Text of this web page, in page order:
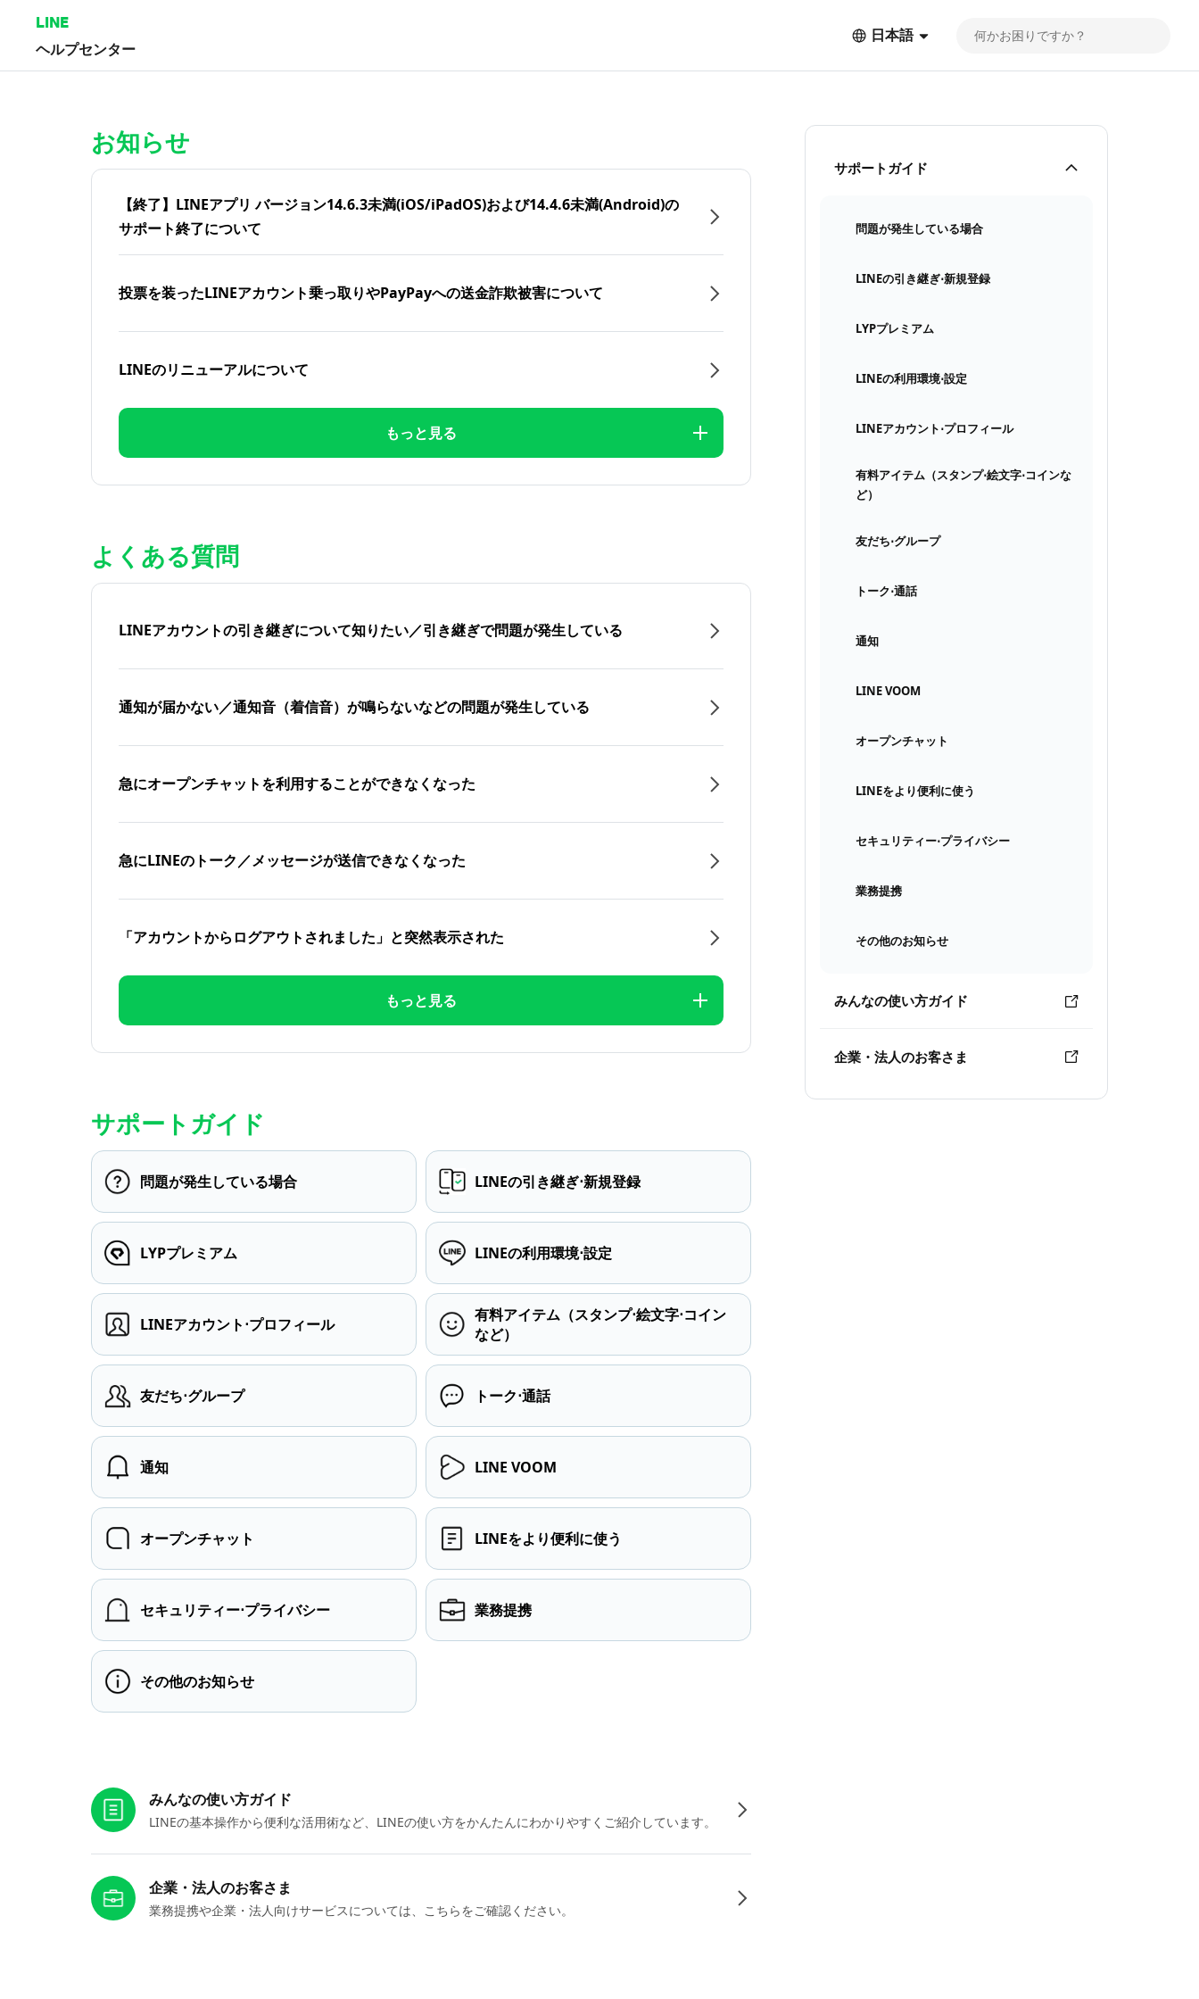
LINE
ヘルプセンター
日本語
サポートガイド
問題が発生している場合
LINEの引き継ぎ⋅新規登録
LYPプレミアム
LINEの利用環境⋅設定
LINEアカウント⋅プロフィール
有料アイテム（スタンプ⋅絵文字⋅コインな
ど）
友だち⋅グループ
トーク⋅通話
通知
LINE VOOM
オープンチャット
LINEをより便利に使う
セキュリティー⋅プライバシー
業務提携
その他のお知らせ
みんなの使い方ガイド
企業・法人のお客さま
お知らせ
【終了】LINEアプリ バージョン14.6.3未満(iOS/iPadOS)および14.4.6未満(Android)の
サポート終了について
投票を装ったLINEアカウント乗っ取りやPayPayへの送金詐欺被害について
LINEのリニューアルについて
もっと見る
よくある質問
LINEアカウントの引き継ぎについて知りたい／引き継ぎで問題が発生している
通知が届かない／通知音（着信音）が鳴らないなどの問題が発生している
急にオープンチャットを利用することができなくなった
急にLINEのトーク／メッセージが送信できなくなった
「アカウントからログアウトされました」と突然表示された
もっと見る
サポートガイド
問題が発生している場合 LINEの引き継ぎ⋅新規登録
LYPプレミアム LINEの利用環境⋅設定
LINEアカウント⋅プロフィール
有料アイテム（スタンプ⋅絵文字⋅コイン
など）
友だち⋅グループ トーク⋅通話
通知 LINE VOOM
オープンチャット LINEをより便利に使う
セキュリティー⋅プライバシー 業務提携
その他のお知らせ
みんなの使い方ガイド
LINEの基本操作から便利な活用術など、LINEの使い方をかんたんにわかりやすくご紹介しています。
企業・法人のお客さま
業務提携や企業・法人向けサービスについては、こちらをご確認ください。